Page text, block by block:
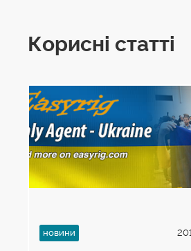
Корисні статті
новини